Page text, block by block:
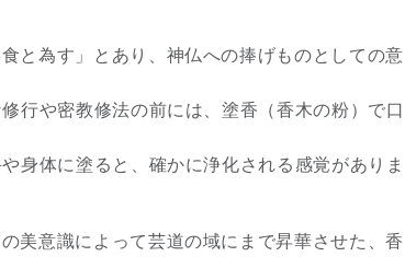
と為す」とあり、神仏への捧げものとしての意
行や密教修法の前には、塗香（香木の粉）で口
身体に塗ると、確かに浄化される感覚がありま
美意識によって芸道の域にまで昇華させた、香